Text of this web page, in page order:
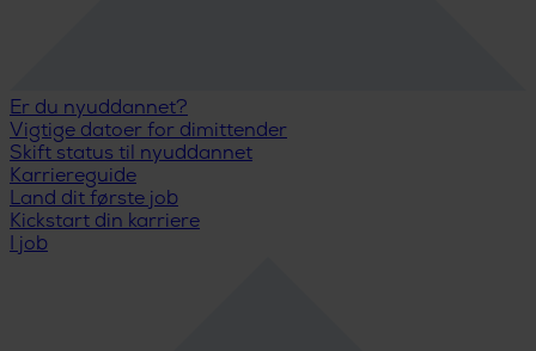
Er du nyuddannet?
Vigtige datoer for dimittender
Skift status til nyuddannet
Karriereguide
Land dit første job
Kickstart din karriere
I job